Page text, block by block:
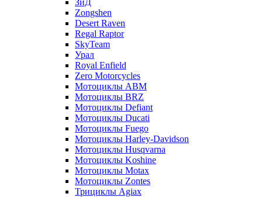
ЗиД
Zongshen
Desert Raven
Regal Raptor
SkyTeam
Урал
Royal Enfield
Zero Motorcycles
Мотоциклы ABM
Мотоциклы BRZ
Мотоциклы Defiant
Мотоциклы Ducati
Мотоциклы Fuego
Мотоциклы Harley-Davidson
Мотоциклы Husqvarna
Мотоциклы Koshine
Мотоциклы Motax
Мотоциклы Zontes
Трициклы Agiax